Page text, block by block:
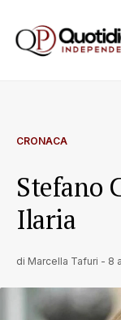
CRONACA
Stefano
Ilaria
di Marcella Tafuri - 8